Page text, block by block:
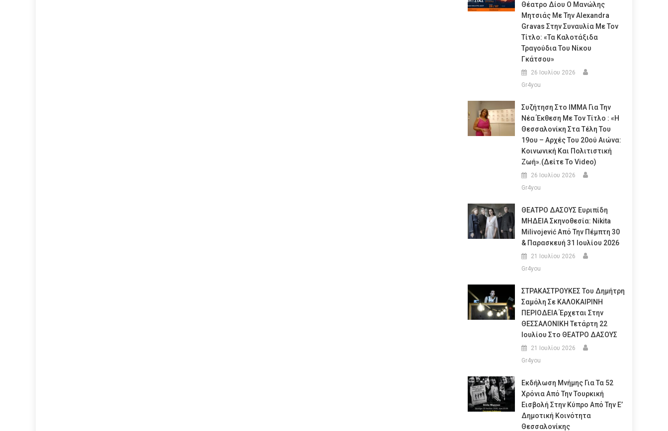
Θέατρο Δίου Ο Μανώλης
Μητσιάς Με Την Alexandra
Gravas Στην Συναυλία Με Τον
Τίτλο: «τα Καλοτάξιδα
Τραγούδια Του Νίκου
Γκάτσου»
26 Ιουλίου 2026
Gr4you
Συζήτηση Στο ΙΜΜΑ Για Την
Νέα Έκθεση Με Τον Τίτλο : «Η
Θεσσαλονίκη Στα Τέλη Του
19ου – Αρχές Του 20ού Αιώνα:
Κοινωνική Και Πολιτιστική
Ζωή».(Δείτε Το Video)
26 Ιουλίου 2026
Gr4you
ΘΕΑΤΡΟ ΔΑΣΟΥΣ Ευριπίδη
ΜΗΔΕΙΑ Σκηνοθεσία: Nikita
Milivojević Από Την Πέμπτη 30
& Παρασκευή 31 Ιουλίου 2026
21 Ιουλίου 2026
Gr4you
ΣΤΡΑΚΑΣΤΡΟΥΚΕΣ Του Δημήτρη
Σαμόλη Σε ΚΑΛΟΚΑΙΡΙΝΗ
ΠΕΡΙΟΔΕΙΑ Έρχεται Στην
ΘΕΣΣΑΛΟΝΙΚΗ Τετάρτη 22
Ιουλίου Στο ΘΕΑΤΡΟ ΔΑΣΟΥΣ
21 Ιουλίου 2026
Gr4you
Εκδήλωση Μνήμης Για Τα 52
Χρόνια Από Την Τουρκική
Εισβολή Στην Κύπρο Από Την Ε’
Δημοτική Κοινότητα
Θεσσαλονίκης